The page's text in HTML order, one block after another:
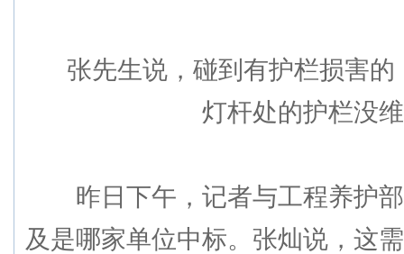
张先生说，碰到有护栏损害的
灯杆处的护栏没
昨日下午，记者与工程养护部
及是哪家单位中标。张灿说，这